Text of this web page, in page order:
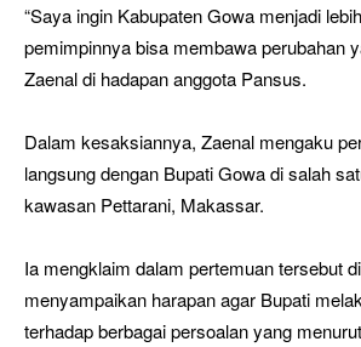
“Saya ingin Kabupaten Gowa menjadi
pemimpinnya bisa membawa perubahan
Zaenal di hadapan anggota Pansus.
Dalam kesaksiannya, Zaenal mengaku
langsung dengan Bupati Gowa di salah
kawasan Pettarani, Makassar.
Ia mengklaim dalam pertemuan tersebut
menyampaikan harapan agar Bupati
terhadap berbagai persoalan yang